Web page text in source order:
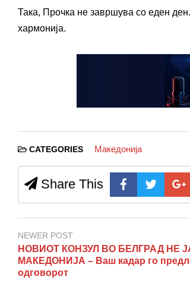
Така, Прочка не завршува со еден
хармонија.
CATEGORIES Македонија
Share This
NEWER POST
НОВИОТ КОНЗУЛ ВО БЕЛГРАД НЕ
МАКЕДОНИЈА – Ваш кадар го
одговорот